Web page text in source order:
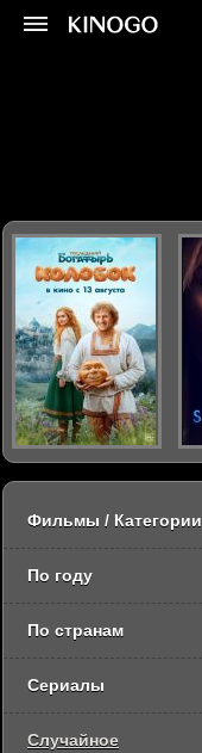
Фильмы / Категории
По году
По странам
Сериалы
Случайное